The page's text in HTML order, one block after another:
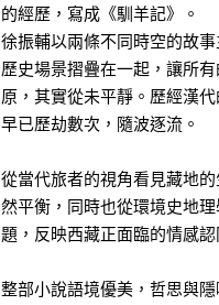
的經歷，寫成《馴羊記》。
徐振輔以兩條不同時空的故
歷史場景摺疊在一起，讓所
原，其實從未平靜。歷經漢
早已歷劫數次，隨波逐流。
從當代旅者的視角看見藏地
然平衡，同時也從環境史地
題，反映西藏正面臨的情感認
整部小說語境優美，哲思與